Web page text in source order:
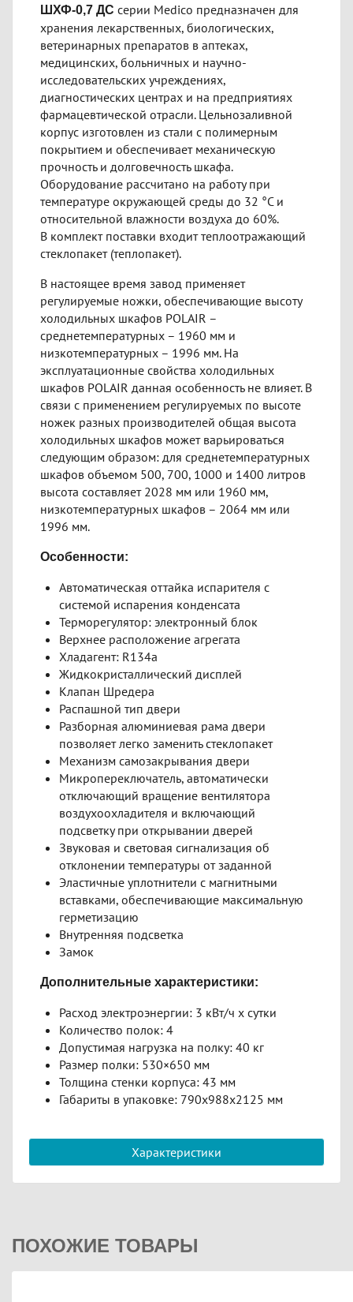
ШХФ-0,7 ДС серии Medico предназначен для
хранения лекарственных, биологических,
ветеринарных препаратов в аптеках,
медицинских, больничных и научно-
исследовательских учреждениях,
диагностических центрах и на предприятиях
фармацевтической отрасли. Цельнозаливной
корпус изготовлен из стали с полимерным
покрытием и обеспечивает механическую
прочность и долговечность шкафа.
Оборудование рассчитано на работу при
температуре окружающей среды до 32 °С и
относительной влажности воздуха до 60%.
В комплект поставки входит теплоотражающий
стеклопакет (теплопакет).
В настоящее время завод применяет
регулируемые ножки, обеспечивающие высоту
холодильных шкафов POLAIR –
среднетемпературных – 1960 мм и
низкотемпературных – 1996 мм. На
эксплуатационные свойства холодильных
шкафов POLAIR данная особенность не влияет. В
связи с применением регулируемых по высоте
ножек разных производителей общая высота
холодильных шкафов может варьироваться
следующим образом: для среднетемпературных
шкафов объемом 500, 700, 1000 и 1400 литров
высота составляет 2028 мм или 1960 мм,
низкотемпературных шкафов – 2064 мм или
1996 мм.
Особенности:
Автоматическая оттайка испарителя с
системой испарения конденсата
Терморегулятор: электронный блок
Верхнее расположение агрегата
Хладагент: R134a
Жидкокристаллический дисплей
Клапан Шредера
Распашной тип двери
Разборная алюминиевая рама двери
позволяет легко заменить стеклопакет
Механизм самозакрывания двери
Микропереключатель, автоматически
отключающий вращение вентилятора
воздухоохладителя и включающий
подсветку при открывании дверей
Звуковая и световая сигнализация об
отклонении температуры от заданной
Эластичные уплотнители с магнитными
вставками, обеспечивающие максимальную
герметизацию
Внутренняя подсветка
Замок
Дополнительные характеристики:
Расход электроэнергии: 3 кВт/ч х сутки
Количество полок: 4
Допустимая нагрузка на полку: 40 кг
Размер полки: 530×650 мм
Толщина стенки корпуса: 43 мм
Габариты в упаковке: 790х988х2125 мм
Характеристики
ПОХОЖИЕ ТОВАРЫ